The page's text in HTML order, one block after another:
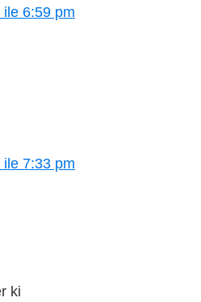
6:59 pm
7:33 pm
ki